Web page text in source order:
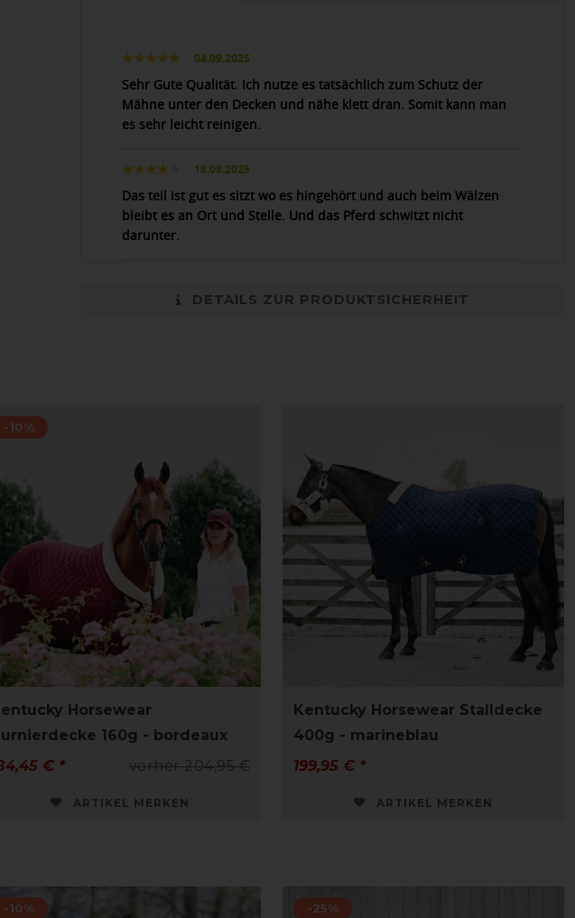
04.09.2025
Sehr Gute Qualität. Ich nutze es tatsächlich zum Schutz der
Mähne unter den Decken und nähe klett dran. Somit kann man
es sehr leicht reinigen.
18.08.2025
Das teil ist gut es sitzt wo es hingehört und auch beim Wälzen
bleibt es an Ort und Stelle. Und das Pferd schwitzt nicht
darunter.
DETAILS ZUR PRODUKTSICHERHEIT
-10%
Horsewear
160g - bordeaux
vorher 204,95 €
€ *
ARTIKEL MERKEN
Kentucky Horsewear Stalldecke
400g - marineblau
199,95 € *
ARTIKEL MERKEN
-10% -25%